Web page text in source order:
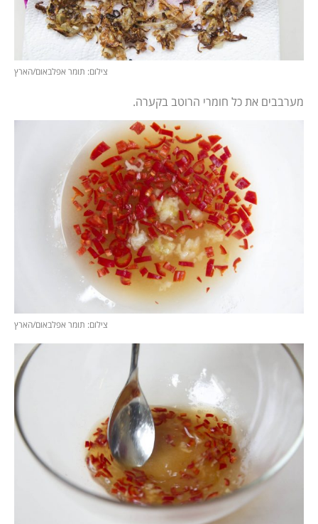
צילום: תומר אפלבאום/הארץ
מערבבים את כל חומרי הרוטב בקערה.
צילום: תומר אפלבאום/הארץ